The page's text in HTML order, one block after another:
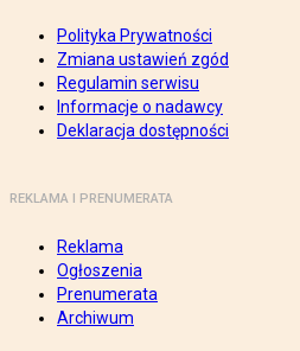
Polityka Prywatności
Zmiana ustawień zgód
Regulamin serwisu
Informacje o nadawcy
Deklaracja dostępności
REKLAMA I PRENUMERATA
Reklama
Ogłoszenia
Prenumerata
Archiwum